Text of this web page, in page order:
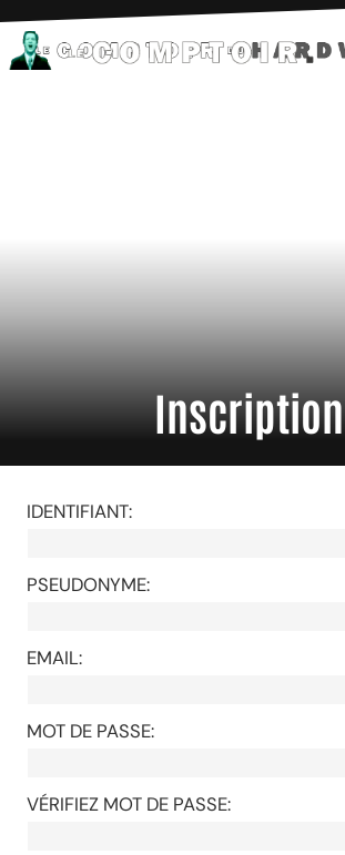
Inscription
IDENTIFIANT:
PSEUDONYME:
EMAIL:
MOT DE PASSE:
VÉRIFIEZ MOT DE PASSE: